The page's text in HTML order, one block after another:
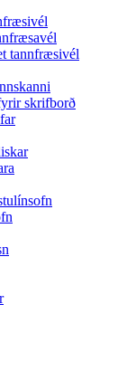
tannfræsivél
skrifborð